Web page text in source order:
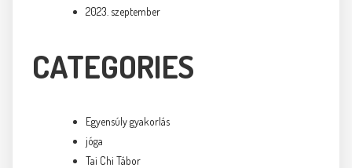
2023. szeptember
CATEGORIES
Egyensúly gyakorlás
jóga
Tai Chi Tábor